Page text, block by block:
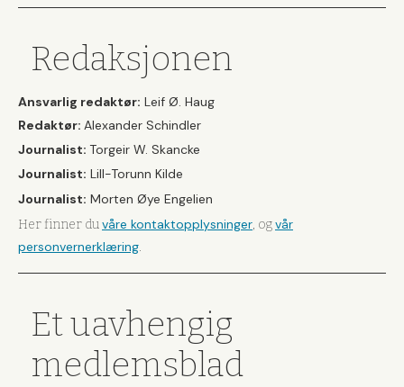
Redaksjonen
Ansvarlig redaktør: Leif Ø. Haug
Redaktør: Alexander Schindler
Journalist: Torgeir W. Skancke
Journalist: Lill-Torunn Kilde
Journalist: Morten Øye Engelien
Her finner duvåre kontaktopplysninger, ogvår
personvernerklæring.
Et uavhengig
medlemsblad